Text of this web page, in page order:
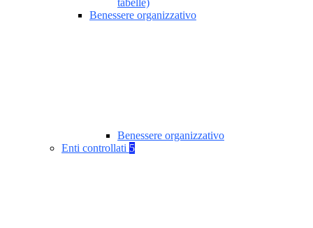
tabelle)
Benessere organizzativo
Benessere organizzativo
Enti controllati 5